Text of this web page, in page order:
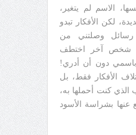
الاسم لم يتغير،
لكن الأفكار تبدو
رسائل وصلتني من
شخص آخر اختطف
باسمي دون أن أدري!
الأفكار فقط، بل
الذي كنت أحملها به،
عنها بشراسة الأسود